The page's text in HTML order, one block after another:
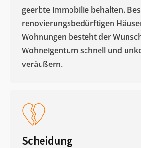
geerbte Immobilie behalten.
renovierungsbedürftigen
Wohnungen besteht der
Wohneigentum schnell und
veräußern. ​
Scheidung